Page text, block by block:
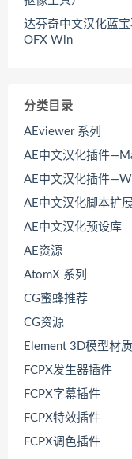
达芬奇中文汉化蓝
OFX Win
分类目录
AEviewer 系列
AE中文汉化插件
AE中文汉化插件
AE中文汉化脚本扩
AE中文汉化预设库
AE资源
AtomX 系列
CG蜜蜂推荐
CG资源
Element 3D模型材质
FCPX发生器插件
FCPX字幕插件
FCPX特效插件
FCPX调色插件